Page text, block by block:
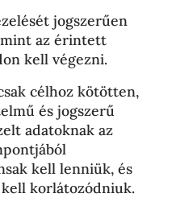
jogszerűen
az érintett
kell végezni.
célhoz kötötten,
és jogszerű
adatoknak az
kell lenniük, és
korlátozódniuk.